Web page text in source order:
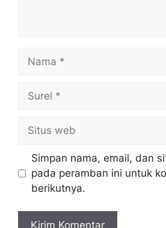
Simpan nama, email, dan
pada peramban ini untuk
berikutnya.